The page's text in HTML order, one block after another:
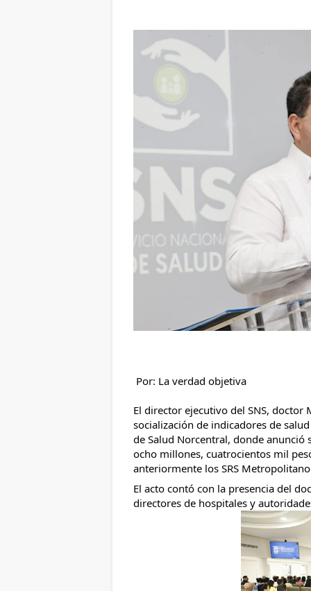
Por: La verdad objetiva
El director ejecutivo del SNS, doctor
socialización de indicadores de
de Salud Norcentral, donde
ocho millones, cuatrocientos mil
anteriormente los SRS
El acto contó con la presencia del
directores de hospitales y